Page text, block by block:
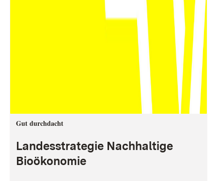
Gut durchdacht
Landesstrategie Nachhaltige
Bioökonomie